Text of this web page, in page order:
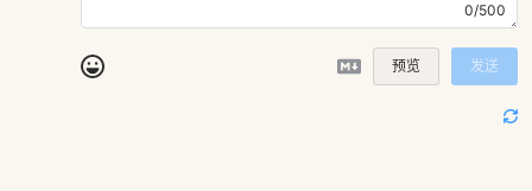
0/500
预览 发送